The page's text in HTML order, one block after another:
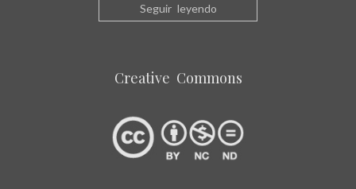
Seguir leyendo
Creative Commons